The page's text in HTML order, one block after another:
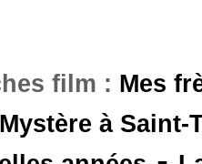
film : Mes
Mystère à Saint-